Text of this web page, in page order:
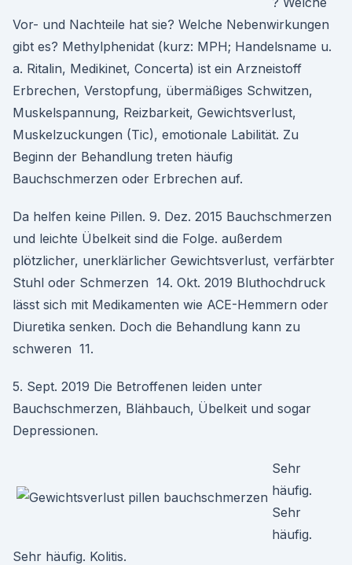
Vor- und Nachteile hat sie? Welche Nebenwirkungen
gibt es? Methylphenidat (kurz: MPH; Handelsname u.
a. Ritalin, Medikinet, Concerta) ist ein Arzneistoff
Erbrechen, Verstopfung, übermäßiges Schwitzen,
Muskelspannung, Reizbarkeit, Gewichtsverlust,
Muskelzuckungen (Tic), emotionale Labilität. Zu
Beginn der Behandlung treten häufig
Bauchschmerzen oder Erbrechen auf.
Da helfen keine Pillen. 9. Dez. 2015 Bauchschmerzen
und leichte Übelkeit sind die Folge. außerdem
plötzlicher, unerklärlicher Gewichtsverlust, verfärbter
Stuhl oder Schmerzen 14. Okt. 2019 Bluthochdruck
lässt sich mit Medikamenten wie ACE-Hemmern oder
Diuretika senken. Doch die Behandlung kann zu
schweren 11.
5. Sept. 2019 Die Betroffenen leiden unter
Bauchschmerzen, Blähbauch, Übelkeit und sogar
Depressionen.
Sehr
häufig.
Sehr
häufig.
Sehr häufig. Kolitis.